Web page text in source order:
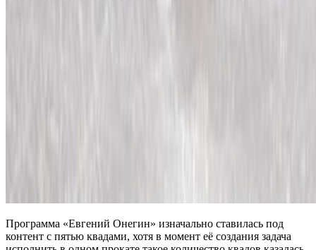
Программа «Евгений Онегин» изначально ставилась под
контент с пятью квадами, хотя в момент её создания задача